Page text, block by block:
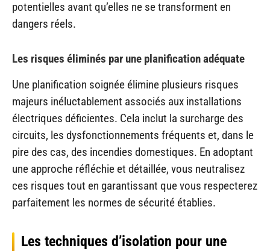
potentielles avant qu’elles ne se transforment en
dangers réels.
Les risques éliminés par une planification adéquate
Une planification soignée élimine plusieurs risques
majeurs inéluctablement associés aux installations
électriques déficientes. Cela inclut la surcharge des
circuits, les dysfonctionnements fréquents et, dans le
pire des cas, des incendies domestiques. En adoptant
une approche réfléchie et détaillée, vous neutralisez
ces risques tout en garantissant que vous respecterez
parfaitement les normes de sécurité établies.
Les techniques d’isolation pour une